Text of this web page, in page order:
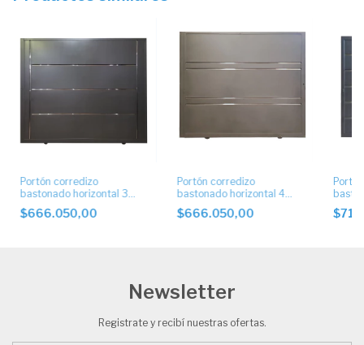
Portón corredizo
bastonado horizontal 3
buñas con apliques.
$666.050,00
Portón corredizo
bastonado horizontal 4
buñas con apliques
$666.050,00
con
Newsletter
Registrate y recibí nuestras ofertas.